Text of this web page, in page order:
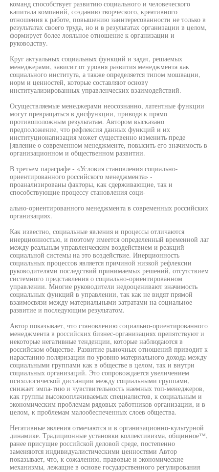
команд способствует развитию социального и человеческого
капитала компаний, созданию творческого, креативного
отношения к работе, повышению заинтересованности не только в
результатах своего труда, но и в результатах организации в целом,
формирует более лояльное отношение к организации и
руководству.
Круг актуальных социальных функций и задач, решаемых
менеджерами, зависит от уровня развития менеджмента как
социального института, а также определяется типом мошвации,
норм и ценностей, которые составляют основу
институализированных управленческих взаимодействий.
Осуществляемые менеджерами неосознанно, латентные функции
могут превращаться в дисфункции, приводя к прямо
противоположным результатам. Автором высказано
предположение, что рефлексия данных функций и их
институционапизация может существенно изменить преде
[явление о современном менеджменте, повысить его значимость в
организационном и общественном развитии.
В третьем параграфе - «Условия становления социально-
ориентированного российского менеджмента» -
проанализированы факторы, как сдерживающие, так и
способствующие процессу становления соци-
ально-ориентированного менеджмента в современных российских
организациях.
Как известно, социальные явления и процессы отличаются
инерционностью, и поэтому имеется определенный временной лаг
между реальным управленческим воздействием и реакций
социальной системы на это воздействие. Инерционность
социальных процессов является причиной низкой рефлексии
руководителями последствий принимаемых решений, отсутствием
системного представления о социально-ориентированном
управлении. Многие руководители недооценивают значимость
социальных функций в управлении, так как не видят прямой
взаимосвязи между материальными затратами на социальное
развитие и последующим результатом.
Автор показывает, что становлению социально-ориентированного
менеджмента в российских бизнес-организациях препятствуют и
некоторые негативные тенденции, которые наблюдаются в
российском обществе. Развитие рыночных отношений приводит к
нарастанию поляризации по уровню материального дохода между
социальными группами как в обществе в целом, так и внутри
социальных организаций. Это сопровождается увеличением
психологической дистанции между социальными группами,
снижает эмпа-тию и чувствительность наемных топ-менеджеров,
как группы высокооплачиваемых специалистов, к социальным и
экономическим проблемам рядовых работников организации, и в
целом, к проблемам малообеспеченных слоев общества.
Негативные явления отмечаются и в организационно-культурной
динамике. Традиционные установки коллективизма, общинное™,
ранее присущие российской деловой среде, постепенно
заменяются индивидуалистическими ценностями Автор
показывает, что, к сожалению, правовые и экономические
механизмы, лежащие в основе государственного регулирования